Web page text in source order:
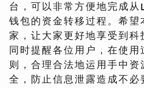
台，可以非常方便地完成从
钱包的资金转移过程。希望
家，让大家更好地享受到科
同时提醒各位用户，在使
则，合理合法地运用手中
全，防止信息泄露造成不